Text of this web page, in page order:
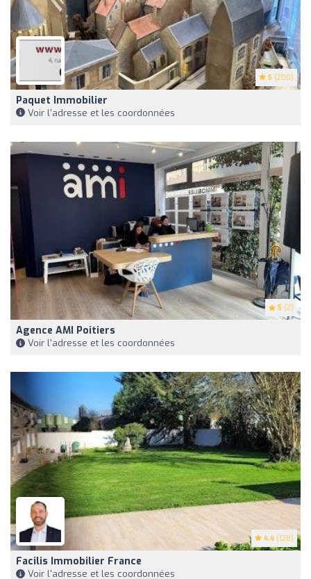
5 (200)
Paquet Immobilier
Voir l'adresse et les coordonnées
5 (2)
Agence AMI Poitiers
Voir l'adresse et les coordonnées
4.4 (128)
Facilis Immobilier France
Voir l'adresse et les coordonnées